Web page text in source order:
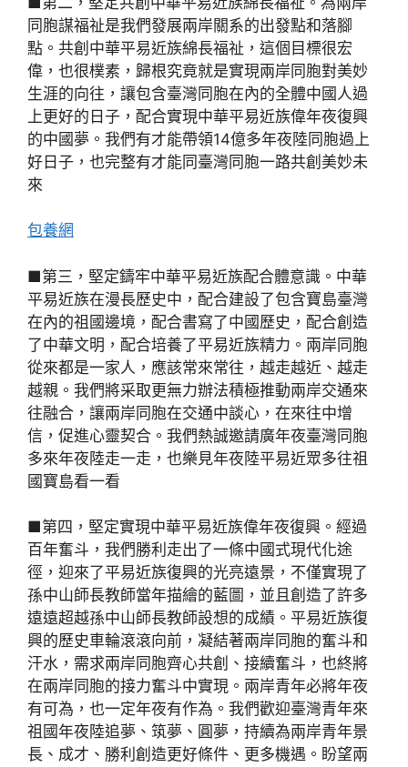
同胞謀福祉是我們發展兩岸關系的出發點和落腳
點。共創中華平易近族綿長福祉，這個目標很宏
偉，也很樸素，歸根究竟就是實現兩岸同胞對美妙
生涯的向往，讓包含臺灣同胞在內的全體中國人過
上更好的日子，配合實現中華平易近族偉年夜復興
的中國夢。我們有才能帶領14億多年夜陸同胞過上
好日子，也完整有才能同臺灣同胞一路共創美妙未
來
包養網
■第三，堅定鑄牢中華平易近族配合體意識。中華
平易近族在漫長歷史中，配合建設了包含寶島臺灣
在內的祖國邊境，配合書寫了中國歷史，配合創造
了中華文明，配合培養了平易近族精力。兩岸同胞
從來都是一家人，應該常來常往，越走越近、越走
越親。我們將采取更無力辦法積極推動兩岸交通來
往融合，讓兩岸同胞在交通中談心，在來往中增
信，促進心靈契合。我們熱誠邀請廣年夜臺灣同胞
多來年夜陸走一走，也樂見年夜陸平易近眾多往祖
國寶島看一看
■第四，堅定實現中華平易近族偉年夜復興。經過
百年奮斗，我們勝利走出了一條中國式現代化途
徑，迎來了平易近族復興的光亮遠景，不僅實現了
孫中山師長教師當年描繪的藍圖，並且創造了許多
遠遠超越孫中山師長教師設想的成績。平易近族復
興的歷史車輪滾滾向前，凝結著兩岸同胞的奮斗和
汗水，需求兩岸同胞齊心共創、接續奮斗，也終將
在兩岸同胞的接力奮斗中實現。兩岸青年必將年夜
有可為，也一定年夜有作為。我們歡迎臺灣青年來
祖國年夜陸追夢、筑夢、圓夢，持續為兩岸青年景
長、成才、勝利創造更好條件、更多機遇。盼望兩